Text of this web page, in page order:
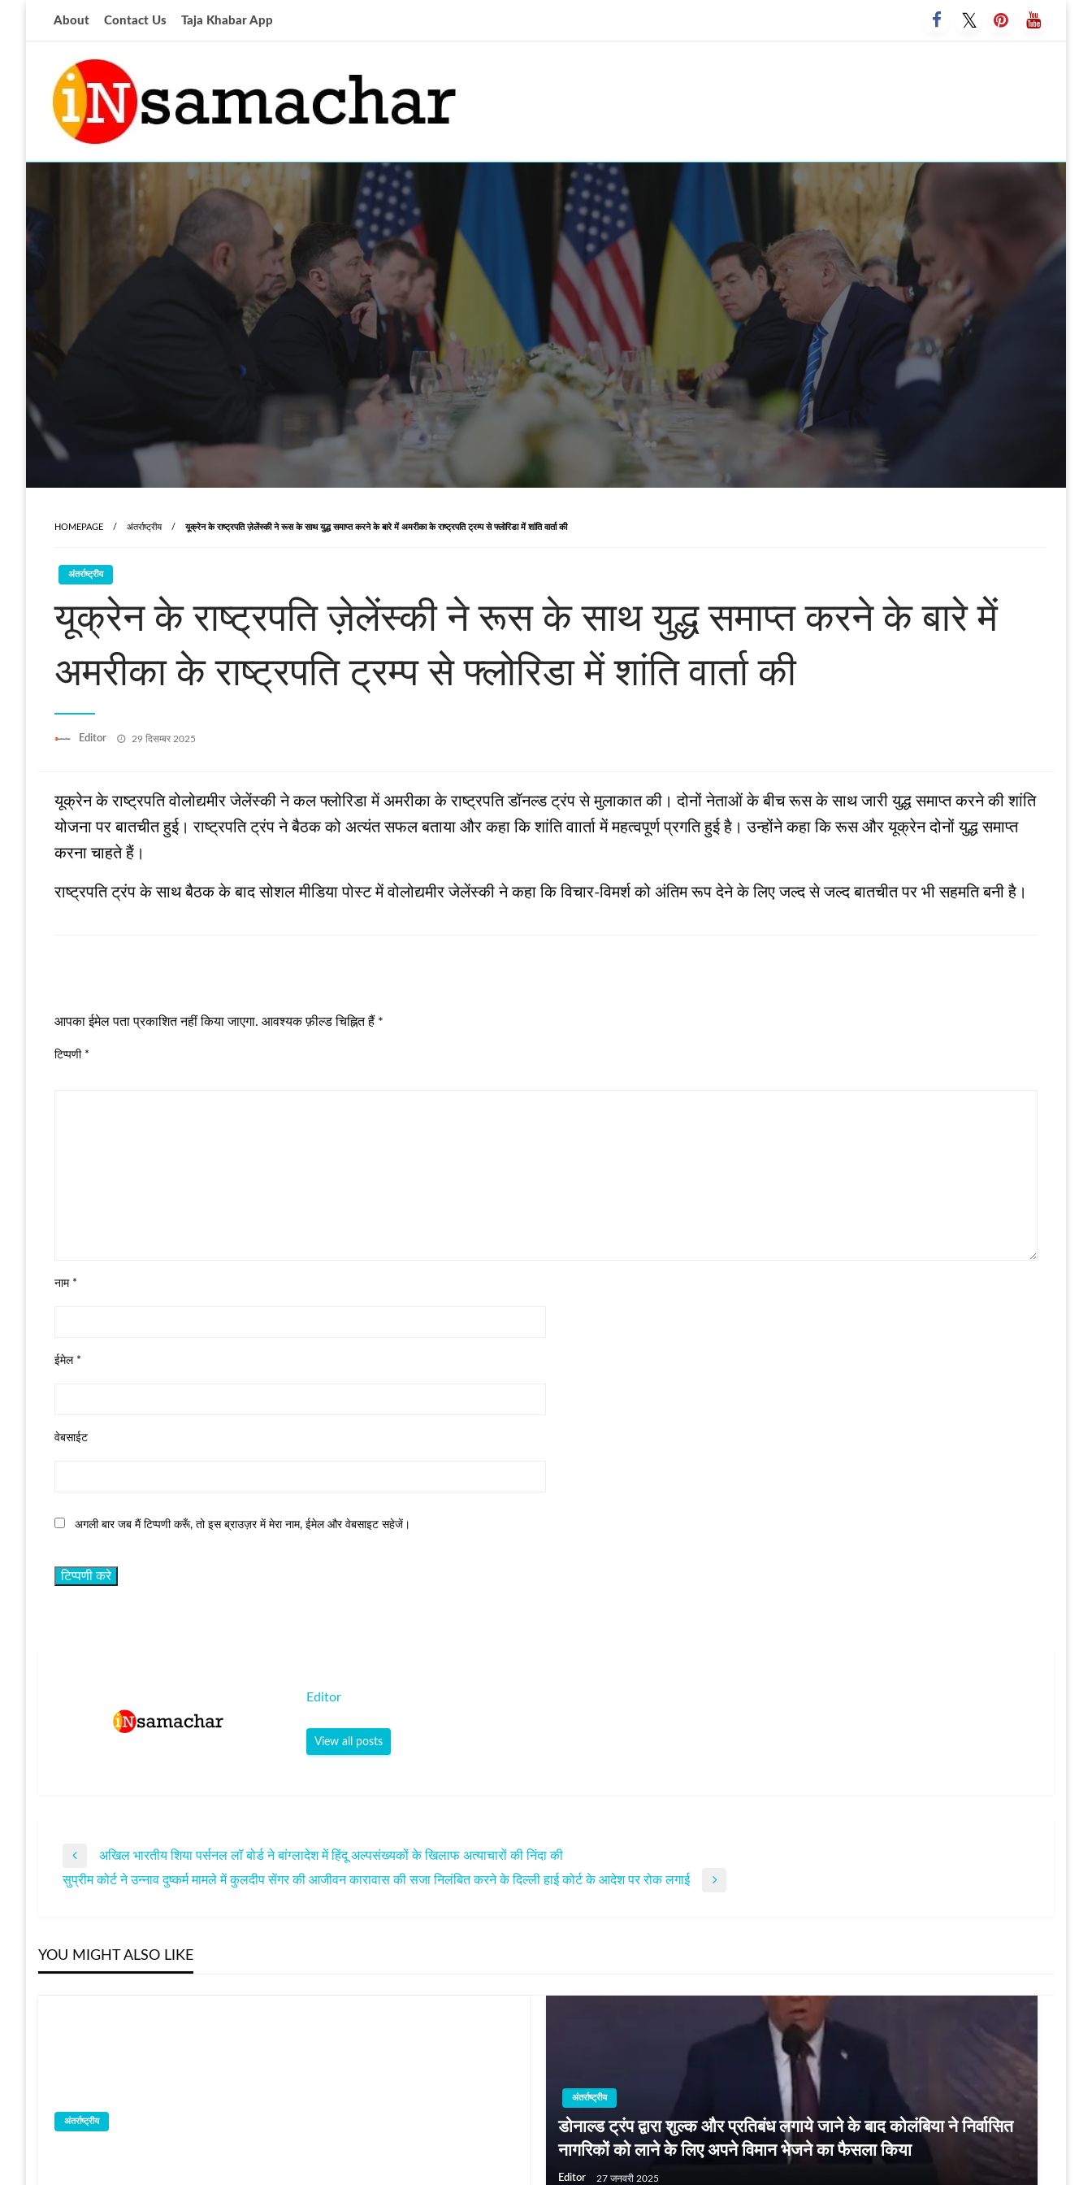
About Contact Us Taja Khabar App
insamachar
आज की ताजा खबर
HOMEPAGE अंतर्राष्ट्रीय यूक्रेन के राष्ट्रपति ज़ेलेंस्की ने रूस के साथ युद्ध समाप्त करने के बारे में अमरीका के राष्ट्रपति ट्रम्प से फ्लोरिडा में शांति वार्ता की
अंतर्राष्ट्रीय
यूक्रेन के राष्ट्रपति ज़ेलेंस्की ने रूस के साथ युद्ध समाप्त करने के बारे में
अमरीका के राष्ट्रपति ट्रम्प से फ्लोरिडा में शांति वार्ता की
Editor
Posted
29 दिसम्बर 2025
यूक्रेन के राष्‍ट्रपति वोलोद्यमीर जेलेंस्‍की ने कल फ्लोरिडा में अमरीका के राष्‍ट्रपति डॉनल्‍ड ट्रंप से मुलाकात की। दोनों नेताओं के बीच रूस के साथ जारी युद्ध समाप्‍त करने की शांति
योजना पर बातचीत हुई। राष्‍ट्रपति ट्रंप ने बैठक को अत्‍यंत सफल बताया और कहा कि शांति वाार्ता में महत्‍वपूर्ण प्रगति हुई है। उन्‍होंने कहा कि रूस और यूक्रेन दोनों युद्ध समाप्‍त
करना चाहते हैं।
राष्‍ट्रपति ट्रंप के साथ बैठक के बाद सोशल मीडिया पोस्‍ट में वोलोद्यमीर जेलेंस्‍की ने कहा कि विचार-विमर्श को अंतिम रूप देने के लिए जल्द से जल्द बातचीत पर भी सहमति बनी है।
आपका ईमेल पता प्रकाशित नहीं किया जाएगा. आवश्यक फ़ील्ड चिह्नित हैं *
टिप्पणी *
नाम *
ईमेल *
वेबसाईट
अगली बार जब मैं टिप्पणी करूँ, तो इस ब्राउज़र में मेरा नाम, ईमेल और वेबसाइट सहेजें।
Editor
View all posts
पोस्ट
Previous
Post
अखिल भारतीय शिया पर्सनल लॉ बोर्ड ने बांग्लादेश में हिंदू अल्पसंख्यकों के खिलाफ अत्याचारों की निंदा की
Next
सुप्रीम कोर्ट ने उन्नाव दुष्‍कर्म मामले में कुलदीप सेंगर की आजीवन कारावास की सजा निलंबित करने के दिल्ली हाई कोर्ट के आदेश पर रोक लगाई
YOU MIGHT ALSO LIKE
अंतर्राष्ट्रीय
अंतर्राष्ट्रीय
डोनाल्ड ट्रंप द्वारा शुल्‍क और प्रतिबंध लगाये जाने के बाद कोलंबिया ने निर्वासित
नागरिकों को लाने के लिए अपने विमान भेजने का फैसला किया
Editor 27 जनवरी 2025